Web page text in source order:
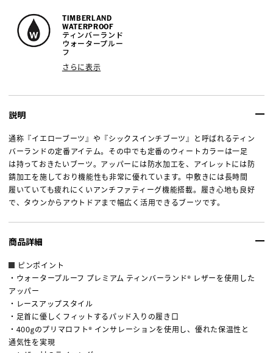
TIMBERLAND
WATERPROOF
ティンバーランド
ウォータープルー
フ
さらに表示
説明
通称『イエローブーツ』や『シックスインチブーツ』と呼ばれるティン
バーランドの定番アイテム。その中でも定番のウィートカラーは一足
は持っておきたいブーツ。アッパーには防水加工を、アイレットには防
錆加工を施しており機能性も非常に優れています。中敷きには長時間
履いていても疲れにくいアンチファティーグ機能搭載。履き心地も良好
で、タウンからアウトドアまで幅広く活用できるブーツです。
商品詳細
ピンポイント
・ウォータープルーフ プレミアム ティンバーランド® レザーを使用した
アッパー
・レースアップスタイル
・足首に優しくフィットするパッド入りの履き口
・400gのプリマロフト® インサレーションを使用し、優れた保温性と
通気性を実現